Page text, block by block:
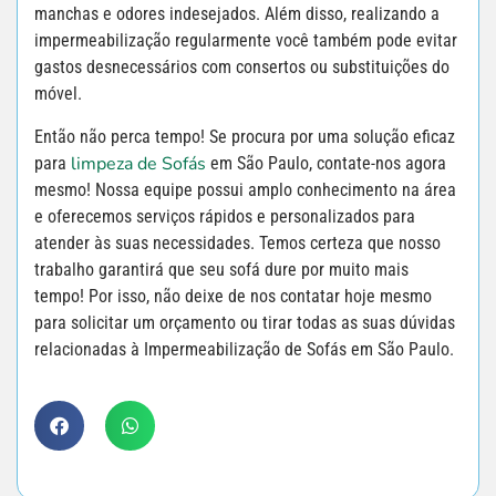
manchas e odores indesejados. Além disso, realizando a
impermeabilização regularmente você também pode evitar
gastos desnecessários com consertos ou substituições do
móvel.
Então não perca tempo! Se procura por uma solução eficaz
para limpeza de Sofás em São Paulo, contate-nos agora
mesmo! Nossa equipe possui amplo conhecimento na área
e oferecemos serviços rápidos e personalizados para
atender às suas necessidades. Temos certeza que nosso
trabalho garantirá que seu sofá dure por muito mais
tempo! Por isso, não deixe de nos contatar hoje mesmo
para solicitar um orçamento ou tirar todas as suas dúvidas
relacionadas à Impermeabilização de Sofás em São Paulo.